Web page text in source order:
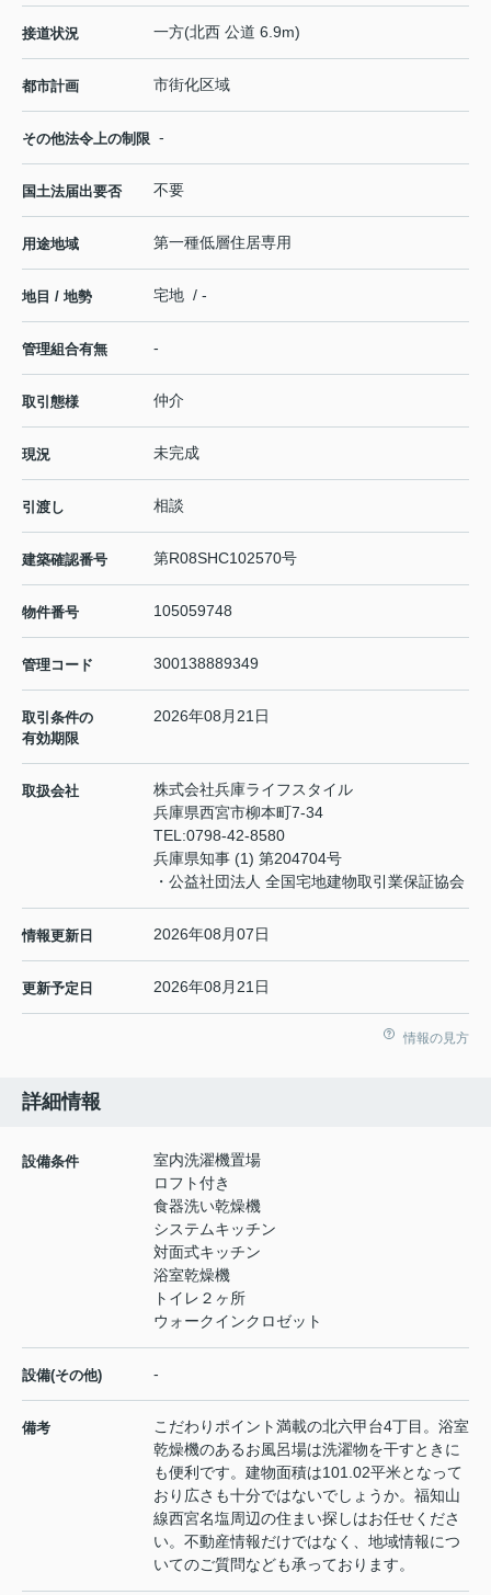
接道状況 一方(北西 公道 6.9m)
都市計画 市街化区域
その他法令上の制限 -
国土法届出要否 不要
用途地域 第一種低層住居専用
地目 / 地勢 宅地 / -
管理組合有無 -
取引態様 仲介
現況 未完成
引渡し 相談
建築確認番号 第R08SHC102570号
物件番号 105059748
管理コード 300138889349
取引条件の
有効期限
2026年08月21日
取扱会社
株式会社兵庫ライフスタイル
兵庫県西宮市柳本町7-34
TEL:0798-42-8580
兵庫県知事 (1) 第204704号
・公益社団法人 全国宅地建物取引業保証協会
情報更新日 2026年08月07日
更新予定日 2026年08月21日
情報の見方
詳細情報
設備条件
室内洗濯機置場
ロフト付き
食器洗い乾燥機
システムキッチン
対面式キッチン
浴室乾燥機
トイレ２ヶ所
ウォークインクロゼット
設備(その他) -
備考
こだわりポイント満載の北六甲台4丁目。浴室
乾燥機のあるお風呂場は洗濯物を干すときに
も便利です。建物面積は101.02平米となって
おり広さも十分ではないでしょうか。福知山
線西宮名塩周辺の住まい探しはお任せくださ
い。不動産情報だけではなく、地域情報につ
いてのご質問なども承っております。